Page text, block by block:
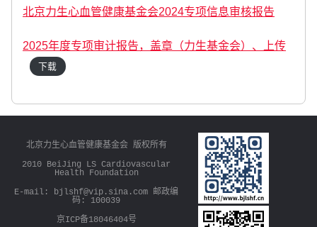
北京力生心血管健康基金会2024专项信息审核报告
2025年度专项审计报告，盖章（力生基金会）、上传
下载
北京力生心血管健康基金会 版权所有
2010 BeiJing LS Cardiovascular
Health Foundation
E-mail: bjlshf@vip.sina.com 邮政编
码: 100039
京ICP备18046404号